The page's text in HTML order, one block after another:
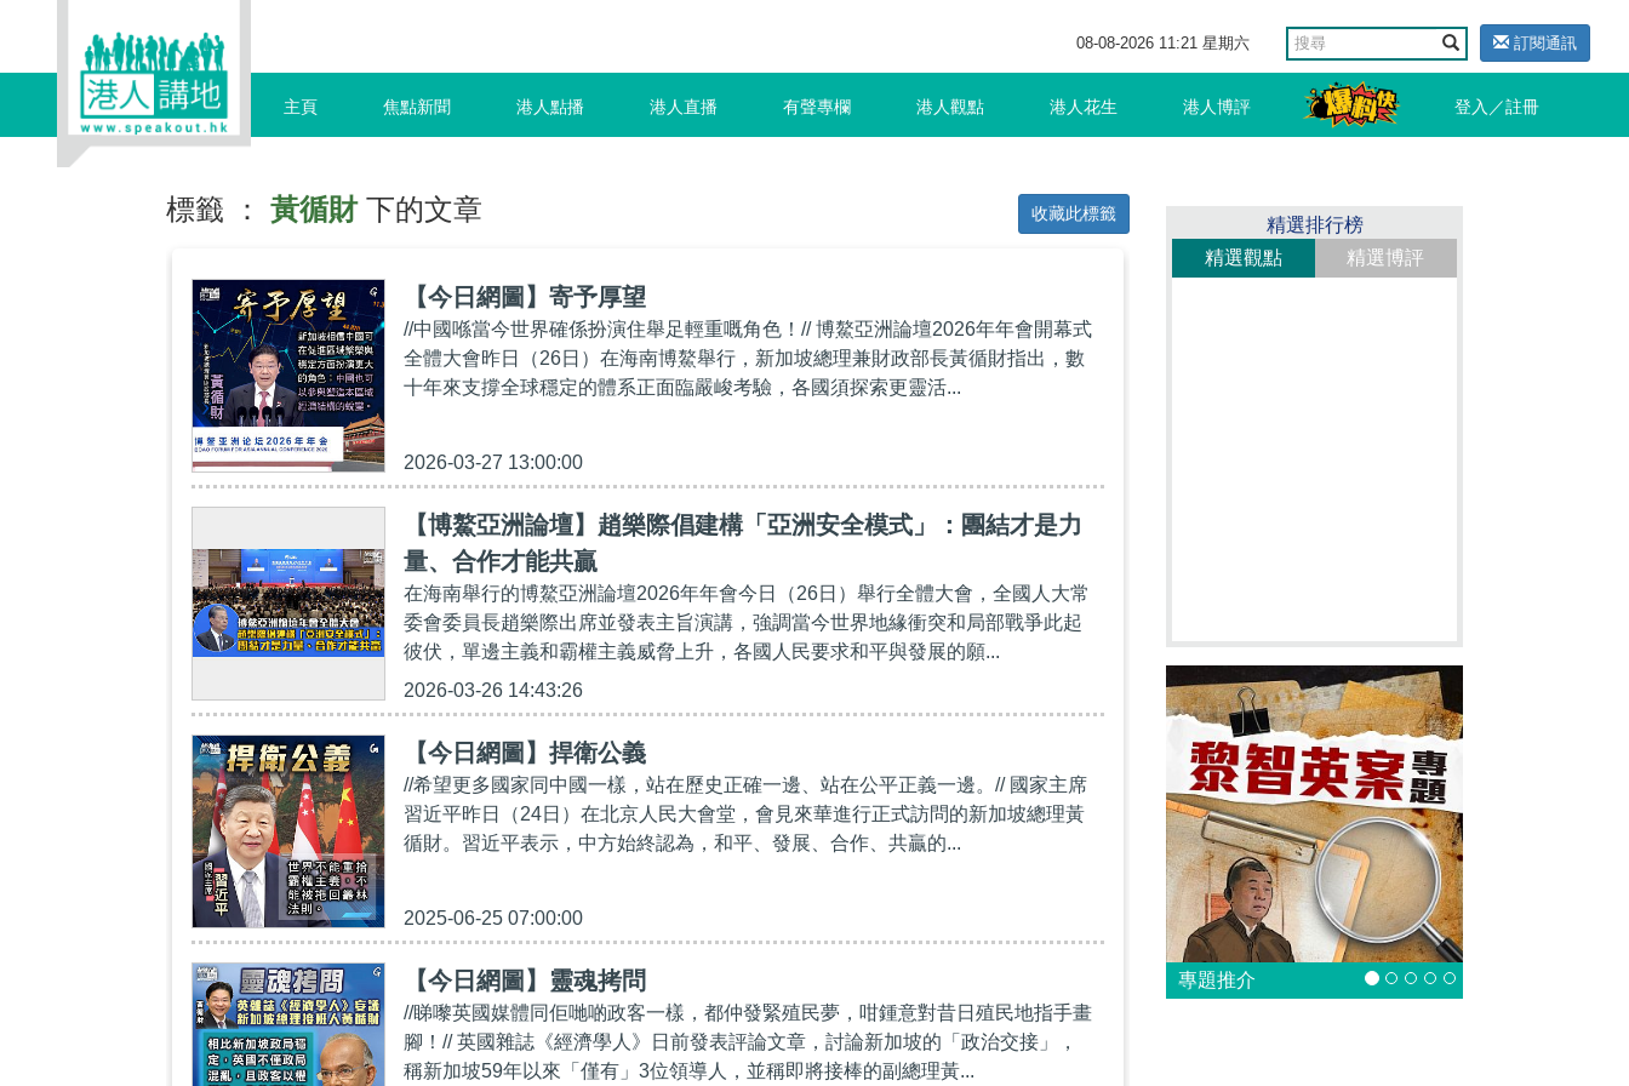
08-08-2026 11:21 星期六 訂閱通訊
主頁 焦點新聞 港人點播 港人直播 有聲專欄 港人觀點 港人花生 港人博評 登入／註冊
標籤 ： 黃循財下的文章 收藏此標籤
【今日網圖】寄予厚望
//中國喺當今世界確係扮演住舉足輕重嘅角色！// 博鰲亞洲論壇2026年年會開幕式
全體大會昨日（26日）在海南博鰲舉行，新加坡總理兼財政部長黃循財指出，數
十年來支撐全球穩定的體系正面臨嚴峻考驗，各國須探索更靈活...
2026-03-27 13:00:00
【博鰲亞洲論壇】趙樂際倡建構「亞洲安全模式」：團結才是力
量、合作才能共贏
在海南舉行的博鰲亞洲論壇2026年年會今日（26日）舉行全體大會，全國人大常
委會委員長趙樂際出席並發表主旨演講，強調當今世界地緣衝突和局部戰爭此起
彼伏，單邊主義和霸權主義威脅上升，各國人民要求和平與發展的願...
2026-03-26 14:43:26
【今日網圖】捍衛公義
//希望更多國家同中國一樣，站在歷史正確一邊、站在公平正義一邊。// 國家主席
習近平昨日（24日）在北京人民大會堂，會見來華進行正式訪問的新加坡總理黃
循財。習近平表示，中方始終認為，和平、發展、合作、共贏的...
2025-06-25 07:00:00
【今日網圖】靈魂拷問
//睇嚟英國媒體同佢哋啲政客一樣，都仲發緊殖民夢，咁鍾意對昔日殖民地指手畫
腳！// 英國雜誌《經濟學人》日前發表評論文章，討論新加坡的「政治交接」，
稱新加坡59年以來「僅有」3位領導人，並稱即將接棒的副總理黃...
精選排行榜
精選觀點
精選博評
專題推介